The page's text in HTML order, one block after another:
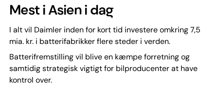
Mest i Asien i dag
I alt vil Daimler inden for kort tid investere omkring 7,5
mia. kr. i batterifabrikker flere steder i verden.
Batterifremstilling vil blive en kæmpe forretning og
samtidig strategisk vigtigt for bilproducenter at have
kontrol over.